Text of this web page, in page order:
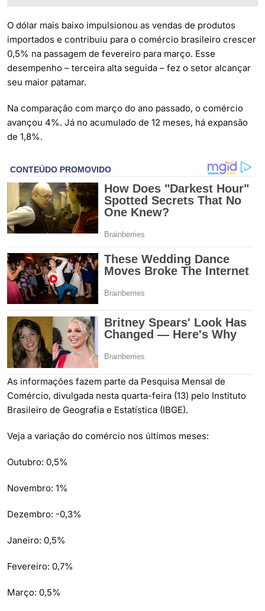
O dólar mais baixo impulsionou as vendas de produtos
importados e contribuiu para o comércio brasileiro crescer
0,5% na passagem de fevereiro para março. Esse
desempenho – terceira alta seguida – fez o setor alcançar
seu maior patamar.
Na comparação com março do ano passado, o comércio
avançou 4%. Já no acumulado de 12 meses, há expansão
de 1,8%.
As informações fazem parte da Pesquisa Mensal de
Comércio, divulgada nesta quarta-feira (13) pelo Instituto
Brasileiro de Geografia e Estatística (IBGE).
Veja a variação do comércio nos últimos meses:
Outubro: 0,5%
Novembro: 1%
Dezembro: -0,3%
Janeiro: 0,5%
Fevereiro: 0,7%
Março: 0,5%